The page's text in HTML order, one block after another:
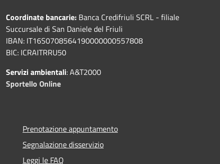
Coordinate bancarie: Banca Credifriuli SCRL - filiale
Succursale di San Daniele del Friuli
IBAN: IT16S0708564190000000557808
BIC: ICRAITRRU50
Servizi ambientali: A&T2000
Sportello Online
Prenotazione appuntamento
Segnalazione disservizio
Leggi le FAQ